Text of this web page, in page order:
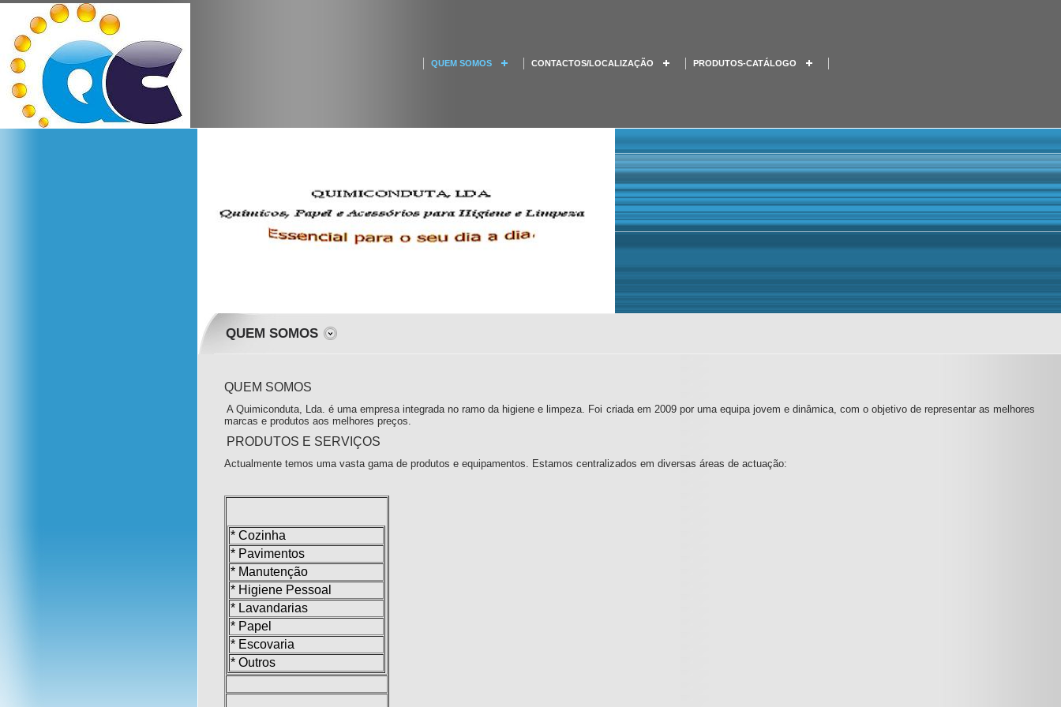
QUEM SOMOS CONTACTOS/LOCALIZAÇÃO PRODUTOS-CATÁLOGO
QUEM SOMOS
QUEM SOMOS
A Quimiconduta, Lda. é uma empresa integrada no ramo da higiene e limpeza. Foi criada em 2009 por uma equipa jovem e dinâmica, com o objetivo de representar as melhores
marcas e produtos aos melhores preços.
PRODUTOS E SERVIÇOS
Actualmente temos uma vasta gama de produtos e equipamentos. Estamos centralizados em diversas áreas de actuação:
* Cozinha
* Pavimentos
* Manutenção
* Higiene Pessoal
* Lavandarias
* Papel
* Escovaria
* Outros